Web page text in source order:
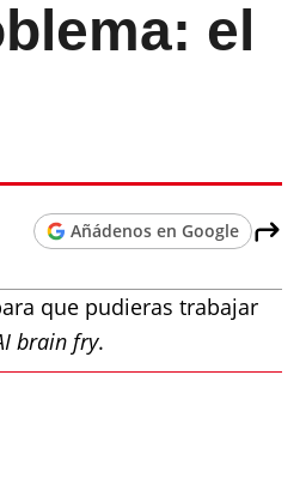
el
Añádenos en Google
que pudieras trabajar
brain fry.